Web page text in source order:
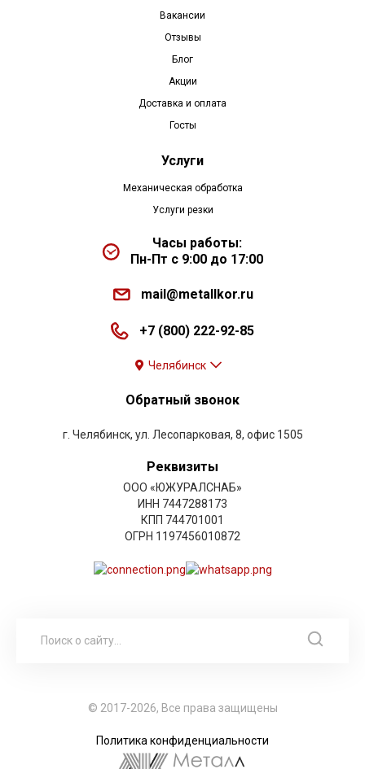
Вакансии
Отзывы
Блог
Акции
Доставка и оплата
Госты
Услуги
Механическая обработка
Услуги резки
Часы работы:
Пн-Пт с 9:00 до 17:00
mail@metallkor.ru
+7 (800) 222-92-85
Челябинск
Обратный звонок
г. Челябинск, ул. Лесопарковая, 8, офис 1505
Реквизиты
ООО «ЮЖУРАЛСНАБ»
ИНН 7447288173
КПП 744701001
ОГРН 1197456010872
© 2017-2026, Все права защищены
Политика конфиденциальности